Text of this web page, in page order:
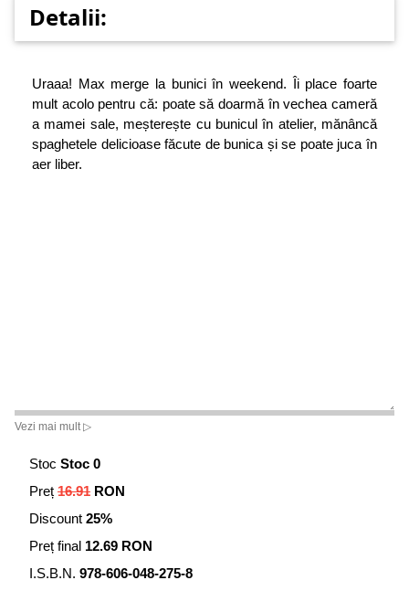
Detalii:
Uraaa! Max merge la bunici în weekend. Îi place foarte
mult acolo pentru că: poate să doarmă în vechea cameră
a mamei sale, meșterește cu bunicul în atelier, mănâncă
spaghetele delicioase făcute de bunica și se poate juca în
aer liber.
Vezi mai mult ▷
Stoc Stoc 0
Preț 16.91 RON
Discount 25%
Preț final 12.69 RON
I.S.B.N. 978-606-048-275-8